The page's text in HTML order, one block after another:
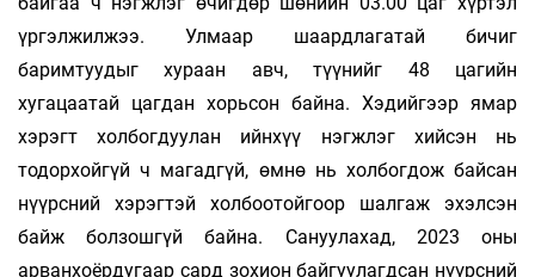
үргэлжилжээ. Улмаар шаардлагатай бичиг
баримтуудыг хураан авч, түүнийг 48 цагийн
хугацаатай цагдан хорьсон байна. Хэдийгээр ямар
хэрэгт холбогдуулан ийнхүү нэгжлэг хийсэн нь
тодорхойгүй ч магадгүй, өмнө нь холбогдож байсан
нүүрсний хэрэгтэй холбоотойгоор шалгаж эхэлсэн
байж болзошгүй байна. Сануулахад, 2023 оны
арванхоёрдугаар сард зохион байгуулагдсан нүүрсний